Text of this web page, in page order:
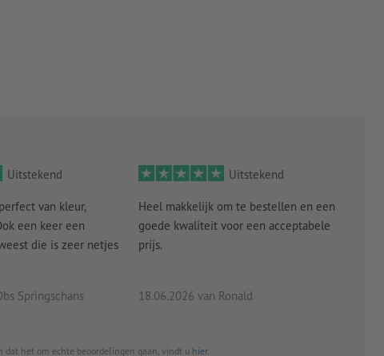
Uitstekend
van kleur,
een keer een
die is zeer netjes
Springschans
Uitstekend
Heel makkelijk om te bestellen en een
goede kwaliteit voor een acceptabele
prijs.
18.06.2026 van Ronald
het om echte beoordelingen gaan, vindt u hier.